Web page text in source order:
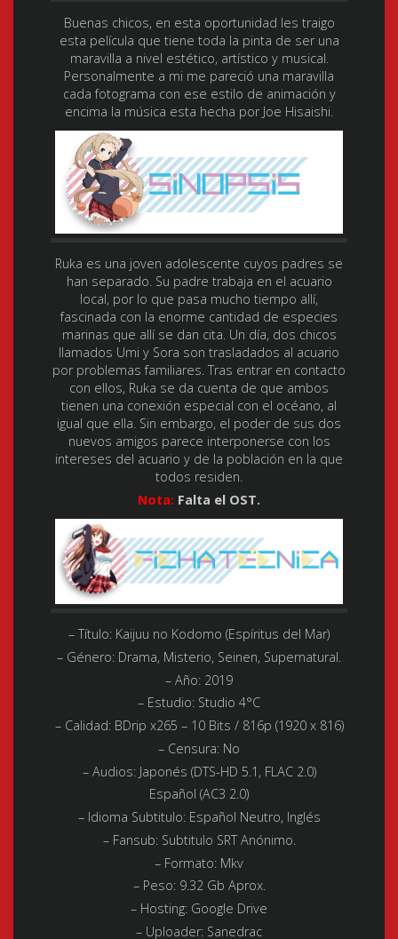
Buenas chicos, en esta oportunidad les traigo
esta película que tiene toda la pinta de ser una
maravilla a nivel estético, artístico y musical.
Personalmente a mi me pareció una maravilla
cada fotograma con ese estilo de animación y
encima la música esta hecha por Joe Hisaishi.
Ruka es una joven adolescente cuyos padres se
han separado. Su padre trabaja en el acuario
local, por lo que pasa mucho tiempo allí,
fascinada con la enorme cantidad de especies
marinas que allí se dan cita. Un día, dos chicos
llamados Umi y Sora son trasladados al acuario
por problemas familiares. Tras entrar en contacto
con ellos, Ruka se da cuenta de que ambos
tienen una conexión especial con el océano, al
igual que ella. Sin embargo, el poder de sus dos
nuevos amigos parece interponerse con los
intereses del acuario y de la población en la que
todos residen.
Nota: Falta el OST.
– Título: Kaijuu no Kodomo (Espíritus del Mar)
– Género: Drama, Misterio, Seinen, Supernatural.
– Año: 2019
– Estudio: Studio 4°C
– Calidad:BDrip x265 – 10 Bits / 816p (1920 x 816)
– Censura: No
– Audios:Japonés (DTS-HD 5.1, FLAC 2.0)
Español (AC3 2.0)
– Idioma Subtitulo:Español Neutro, Inglés
– Fansub:Subtitulo SRT Anónimo.
– Formato: Mkv
– Peso: 9.32 Gb Aprox.
– Hosting: Google Drive
– Uploader: Sanedrac